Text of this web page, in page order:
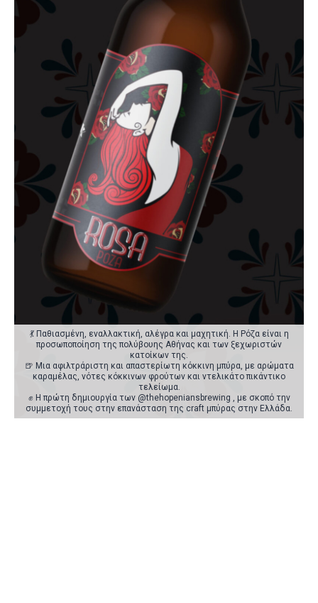
💃 Παθιασμένη, εναλλακτική, αλέγρα και μαχητική. Η Ρόζα είναι η
προσωποποίηση της πολύβουης Αθήνας και των ξεχωριστών
κατοίκων της.
🍺 Μια αφιλτράριστη και απαστερίωτη κόκκινη μπύρα, με αρώματα
καραμέλας, νότες κόκκινων φρούτων και ντελικάτο πικάντικο
τελείωμα.
✊ Η πρώτη δημιουργία των @thehopeniansbrewing , με σκοπό την
συμμετοχή τους στην επανάσταση της craft μπύρας στην Ελλάδα.